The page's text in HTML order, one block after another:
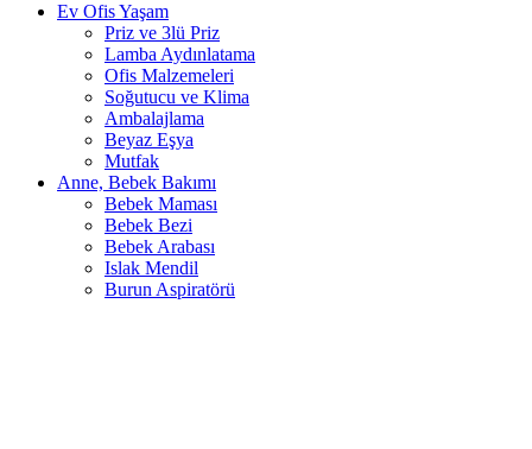
Ev Ofis Yaşam
Priz ve 3lü Priz
Lamba Aydınlatama
Ofis Malzemeleri
Soğutucu ve Klima
Ambalajlama
Beyaz Eşya
Mutfak
Anne, Bebek Bakımı
Bebek Maması
Bebek Bezi
Bebek Arabası
Islak Mendil
Burun Aspiratörü